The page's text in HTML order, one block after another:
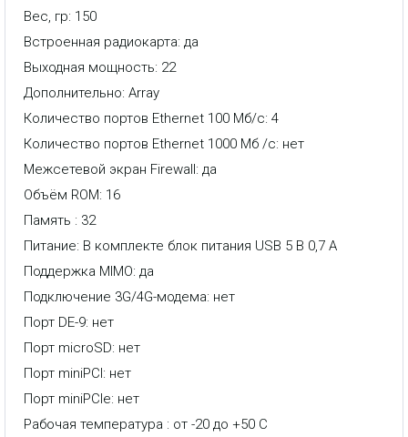
Вес, гр: 150
Встроенная радиокарта: да
Выходная мощность: 22
Дополнительно: Array
Количество портов Ethernet 100 Мб/с: 4
Количество портов Ethernet 1000 Мб /с: нет
Межсетевой экран Firewall: да
Объём ROM: 16
Память : 32
Питание: В комплекте блок питания USB 5 В 0,7 А
Поддержка MIMO: да
Подключение 3G/4G-модема: нет
Порт DE-9: нет
Порт microSD: нет
Порт miniPCI: нет
Порт miniPCIe: нет
Рабочая температура : от -20 до +50 С